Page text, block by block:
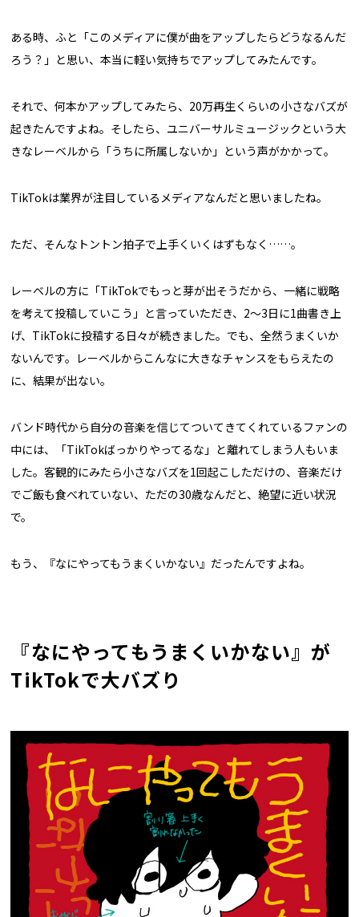
ある時、ふと「このメディアに僕が曲をアップしたらどうなるんだ
ろう？」と思い、本当に軽い気持ちでアップしてみたんです。
それで、何本かアップしてみたら、20万再生くらいの小さなバズが
起きたんですよね。そしたら、ユニバーサルミュージックという大
きなレーベルから「うちに所属しないか」という声がかかって。
TikTokは業界が注目しているメディアなんだと思いましたね。
ただ、そんなトントン拍子で上手くいくはずもなく……。
レーベルの方に「TikTokでもっと芽が出そうだから、一緒に戦略
を考えて投稿していこう」と言っていただき、2～3日に1曲書き上
げ、TikTokに投稿する日々が続きました。でも、全然うまくいか
ないんです。レーベルからこんなに大きなチャンスをもらえたの
に、結果が出ない。
バンド時代から自分の音楽を信じてついてきてくれているファンの
中には、「TikTokばっかりやってるな」と離れてしまう人もいま
した。客観的にみたら小さなバズを1回起こしただけの、音楽だけ
でご飯も食べれていない、ただの30歳なんだと、絶望に近い状況
で。
もう、『なにやってもうまくいかない』だったんですよね。
『なにやってもうまくいかない』が
TikTokで大バズり